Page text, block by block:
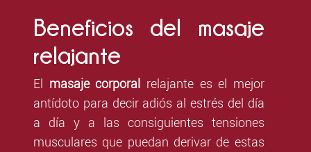
Beneficios del masaje
relajante
El masaje corporal relajante es el mejor
antídoto para decir adiós al estrés del día
a día y a las consiguientes tensiones
musculares que puedan derivar de estas